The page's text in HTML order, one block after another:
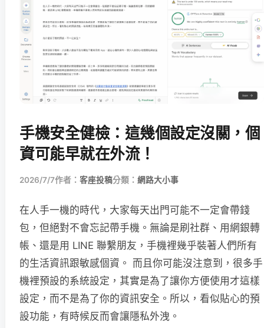
手機安全健檢：這幾個設定沒關，個
資可能早就在外流！
2026/7/7作者： 客座投稿分類： 網路大小事
在人手一機的時代，大家每天出門可能不一定會帶錢
包，但絕對不會忘記帶手機。無論是刷社群、用網銀轉
帳、還是用 LINE 聯繫朋友，手機裡幾乎裝著人們所有
的生活資訊跟敏感個資。 而且你可能沒注意到，很多手
機裡預設的系統設定，其實是為了讓你方便使用才這樣
設定，而不是為了你的資訊安全。所以，看似貼心的預
設功能，有時候反而會讓隱私外洩。